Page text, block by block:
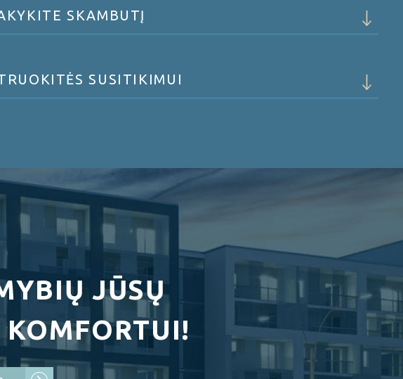
SKAMBUTĮ
SUSITIKIMUI
JŪSŲ